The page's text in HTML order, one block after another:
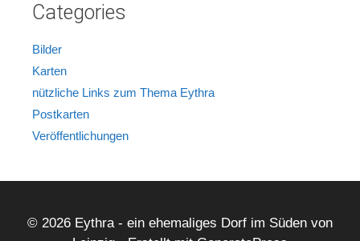
Categories
Bilder
Karten
nützliche Links zum Thema Eythra
Postkarten
Veröffentlichungen
© 2026 Eythra - ein ehemaliges Dorf im Süden von